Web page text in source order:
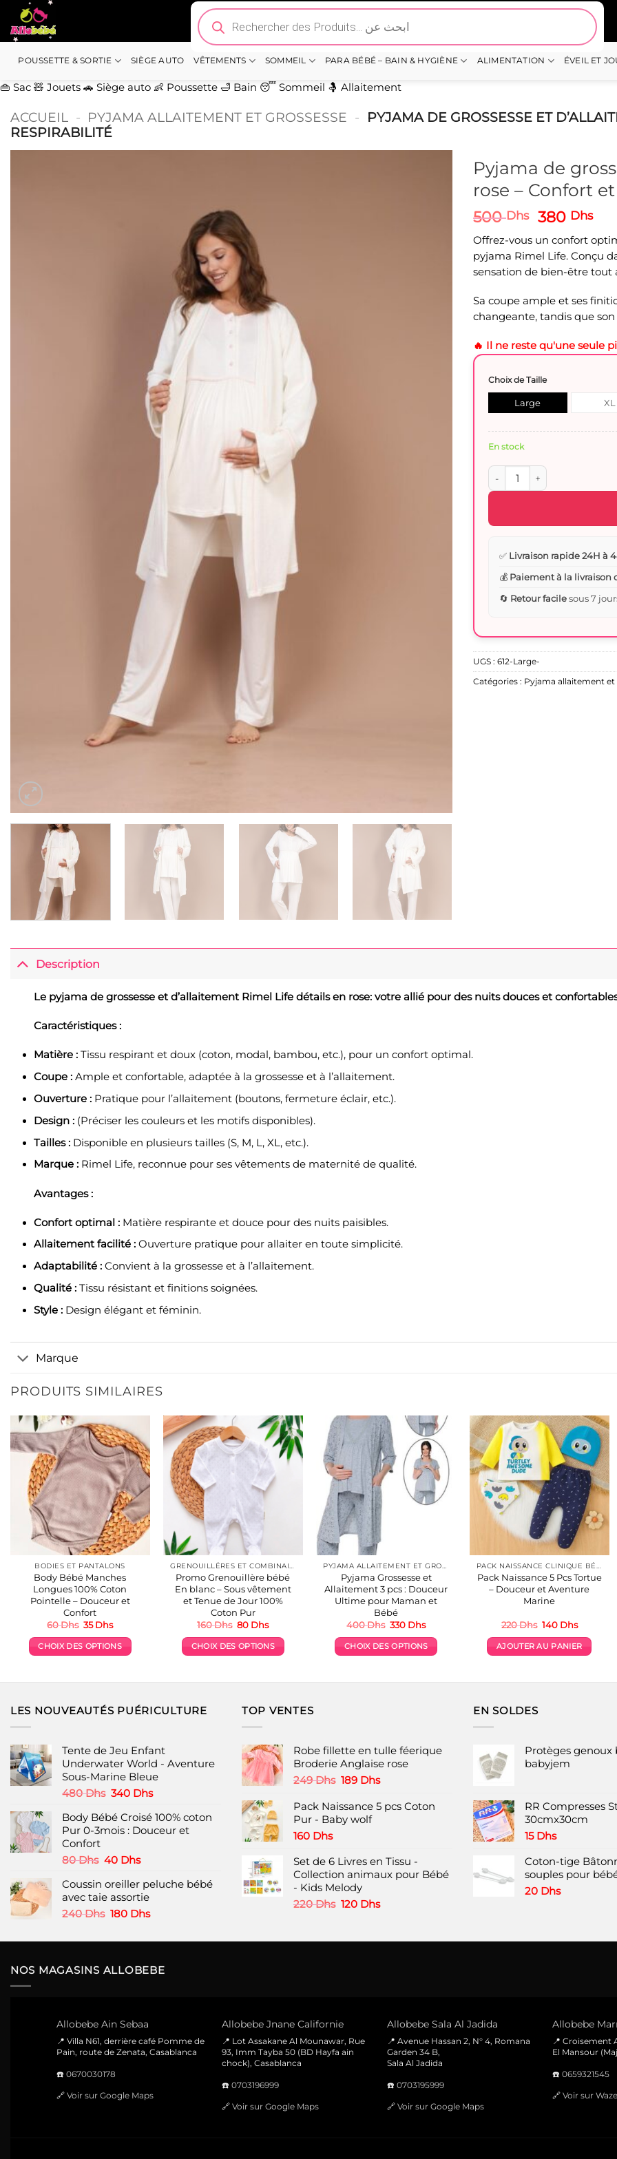
Passer
au
contenu
Recherche
de
produits
POUSSETTE & SORTIE SIÈGE AUTO VÊTEMENTS SOMMEIL PARA BÉBÉ – BAIN & HYGIÈNE ALIMENTATION ÉVEIL ET
👜 Sac 🧸 Jouets 🚗 Siège auto 👶 Poussette 🛁 Bain 😴 Sommeil 🤱 Allaitement
ACCUEIL - PYJAMA ALLAITEMENT ET GROSSESSE - PYJAMA DE GROSSESSE ET
RESPIRABILITÉ
Pyjama de
rose – Confort
500Dhs
Le
initial
était :
500 Dhs.
380 DhsLe
est
Offrez-vous un confort
pyjama Rimel Life. Conçu
sensation de bien-être tout
Sa coupe ample et ses
changeante, tandis que
🔥 Il ne reste qu'une seule
Choix de Taille
Large XL
En stock
quantité de Pyjama de
✅ Livraison rapide 24H à
💰 Paiement à la livraison
🔄 Retour facilesous 7
UGS : 612-Large-
Catégories : Pyjama allaitement et
Description
Le pyjama de grossesse et d’allaitement Rimel Life détails en rose: votre allié pour des nuits douces et
Caractéristiques :
Matière :Tissu respirant et doux (coton, modal, bambou, etc.), pour un confort optimal.
Coupe :Ample et confortable, adaptée à la grossesse et à l’allaitement.
Ouverture :Pratique pour l’allaitement (boutons, fermeture éclair, etc.).
Design :(Préciser les couleurs et les motifs disponibles).
Tailles :Disponible en plusieurs tailles (S, M, L, XL, etc.).
Marque :Rimel Life, reconnue pour ses vêtements de maternité de qualité.
Avantages :
Confort optimal :Matière respirante et douce pour des nuits paisibles.
Allaitement facilité :Ouverture pratique pour allaiter en toute simplicité.
Adaptabilité :Convient à la grossesse et à l’allaitement.
Qualité :Tissu résistant et finitions soignées.
Style :Design élégant et féminin.
Marque
PRODUITS SIMILAIRES
BODIES ET PANTALONS
Body Bébé Manches
Longues 100% Coton
Pointelle – Douceur et
Confort
60Dhs Le
initial
était :
35DhsLe
actuel
est :
CHOIX DES OPTIONS
plusieurs
options
peuvent
être
choisies
la
page
du
produit
Promo Grenouillère bébé
En blanc – Sous vêtement
et Tenue de Jour 100%
Coton Pur
160Dhs Le
initial
était :
80 DhsLe
actuel
est :
CHOIX DES OPTIONS
plusieurs
options
peuvent
être
sur
page
produit
Pyjama Grossesse et
Allaitement 3 pcs : Douceur
Ultime pour Maman et
Bébé
400Dhs Le
initial
était :
330 DhsLe
actuel
est :
CHOIX DES OPTIONS
options
peuvent
sur
produit
Pack Naissance 5 Pcs Tortue
– Douceur et Aventure
Marine
220Dhs Le
initial
était :
140 DhsLe
actuel
est :
AJOUTER AU PANIER
LES NOUVEAUTÉS PUÉRICULTURE
Tente de Jeu Enfant
Underwater World - Aventure
Sous-Marine Bleue
480Dhs Le
initial
était :
340 DhsLe
actuel
est :
Body Bébé Croisé 100% coton
Pur 0-3mois : Douceur et
Confort
80Dhs Le
initial
était :
80 Dhs.
40 DhsLe
actuel
est :
40 Dhs.
Coussin oreiller peluche bébé
avec taie assortie
240Dhs Le
initial
240 Dhs.
180 DhsLe
actuel
180 Dhs.
TOP VENTES
Robe fillette en tulle féerique
Broderie Anglaise rose
249Dhs Le
initial
était :
189 DhsLe
actuel
Pack Naissance 5 pcs Coton
Pur - Baby wolf
160 Dhs
Set de 6 Livres en Tissu -
Collection animaux pour Bébé
- Kids Melody
220Dhs Le
était :
120 DhsLe
est :
EN SOLDES
Protèges genoux
babyjem
RR Compresses
30cmx30cm
15 Dhs
Coton-tige
souples pour
20 Dhs
NOS MAGASINS ALLOBEBE
Allobebe Ain Sebaa
📍 Villa N61, derrière café Pomme de
Pain, route de Zenata, Casablanca
☎️ 0670030178
🔗 Voir sur Google Maps
Allobebe Jnane Californie
📍 Lot Assakane Al Mounawar, Rue
93, Imm Tayba 50 (BD Hayfa ain
chock), Casablanca
☎️ 0703196999
🔗 Voir sur Google Maps
Allobebe Sala Al Jadida
📍 Avenue Hassan 2, N° 4, Romana
Garden 34 B,
Sala Al Jadida
☎️ 0703195999
🔗 Voir sur Google Maps
Allobebe
📍 Croisement
El Mansour
☎️ 0659321545
🔗 Voir sur Waze